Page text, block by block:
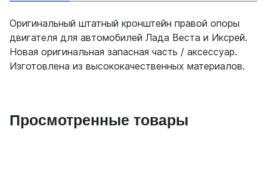
Оригинальный штатный кронштейн правой опоры
двигателя для автомобилей Лада Веста и Иксрей.
Новая оригинальная запасная часть / аксессуар.
Изготовлена из высококачественных материалов.
Просмотренные товары